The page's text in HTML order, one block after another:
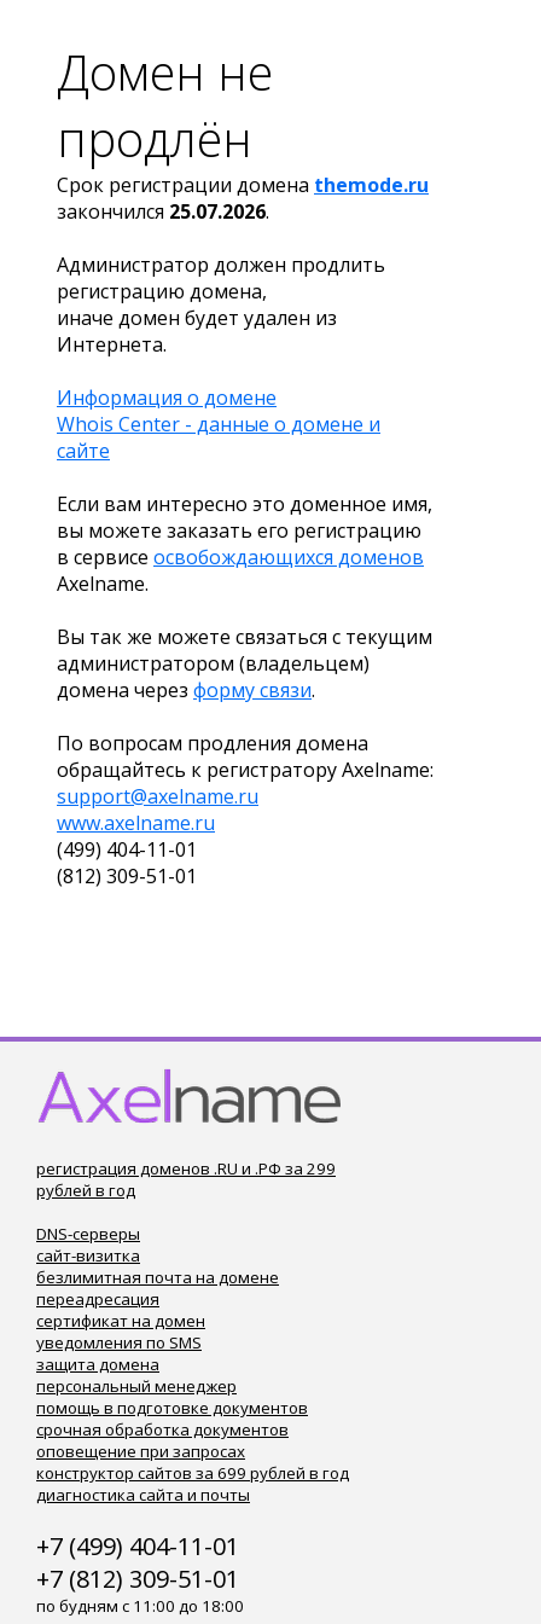
Домен не
продлён
Срок регистрации домена themode.ru
закончился 25.07.2026.
Администратор должен продлить
регистрацию домена,
иначе домен будет удален из
Интернета.
Информация о домене
Whois Center - данные о домене и
сайте
Если вам интересно это доменное имя,
вы можете заказать его регистрацию
в сервисе освобождающихся доменов
Axelname.
Вы так же можете связаться с текущим
администратором (владельцем)
домена через форму связи.
По вопросам продления домена
обращайтесь к регистратору Axelname:
support@axelname.ru
www.axelname.ru
(499) 404-11-01
(812) 309-51-01
регистрация доменов .RU и .РФ за 299
рублей в год
DNS-серверы
сайт-визитка
безлимитная почта на домене
переадресация
сертификат на домен
уведомления по SMS
защита домена
персональный менеджер
помощь в подготовке документов
срочная обработка документов
оповещение при запросах
конструктор сайтов за 699 рублей в год
диагностика сайта и почты
+7 (499) 404-11-01
+7 (812) 309-51-01
по будням с 11:00 до 18:00